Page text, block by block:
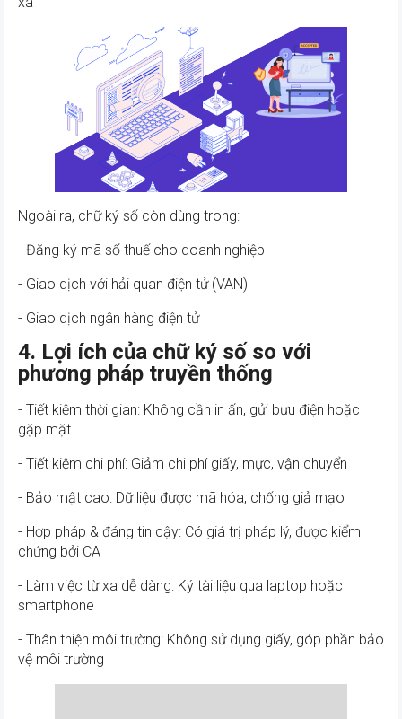
Ngoài ra, chữ ký số còn dùng trong:
- Đăng ký mã số thuế cho doanh nghiệp
- Giao dịch với hải quan điện tử (VAN)
- Giao dịch ngân hàng điện tử
4. Lợi ích của chữ ký số so với
phương pháp truyền thống
- Tiết kiệm thời gian: Không cần in ấn, gửi bưu điện hoặc
gặp mặt
- Tiết kiệm chi phí: Giảm chi phí giấy, mực, vận chuyển
- Bảo mật cao: Dữ liệu được mã hóa, chống giả mạo
- Hợp pháp & đáng tin cậy: Có giá trị pháp lý, được kiểm
chứng bởi CA
- Làm việc từ xa dễ dàng: Ký tài liệu qua laptop hoặc
smartphone
- Thân thiện môi trường: Không sử dụng giấy, góp phần bảo
vệ môi trường